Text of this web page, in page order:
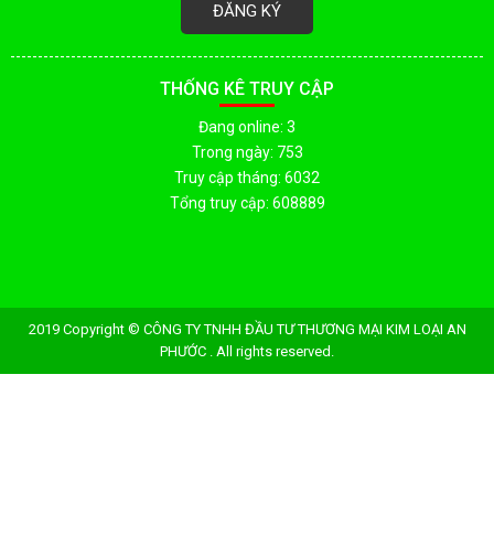
ĐĂNG KÝ
THỐNG KÊ TRUY CẬP
Đang online: 3
Trong ngày: 753
Truy cập tháng: 6032
Tổng truy cập: 608889
2019 Copyright © CÔNG TY TNHH ĐẦU TƯ THƯƠNG MẠI KIM LOẠI AN
PHƯỚC . All rights reserved.